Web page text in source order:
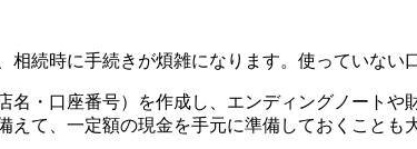
相続時に手続きが煩雑になります。使っていない
名・口座番号）を作成し、エンディングノート
えて、一定額の現金を手元に準備しておくことも